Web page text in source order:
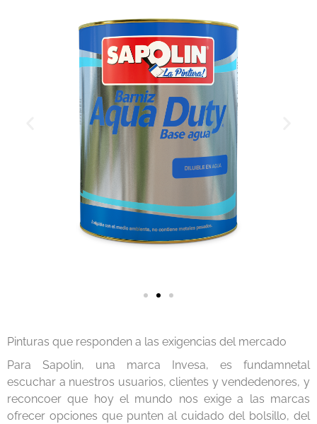
Pinturas que responden a las exigencias del mercado
Para Sapolin, una marca Invesa, es fundamnetal
escuchar a nuestros usuarios, clientes y vendedenores, y
reconcoer que hoy el mundo nos exige a las marcas
ofrecer opciones que punten al cuidado del bolsillo, del